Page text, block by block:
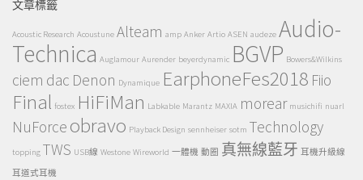
文章標籤
Acoustic Research Acoustune Alteam amp Anker Artio ASEN audeze Audio-
Technica Auglamour Aurender beyerdynamic BGVP Bowers&Wilkins
ciem dac Denon Dynamique EarphoneFes2018 Fiio
Final fostex HiFiMan Labkable Marantz MAXIA morear musichifi nuarl
NuForce obravo Playback Design sennheiser sotm Technology
topping TWS USB線 Westone Wireworld 一體機 動圈 真無線藍牙 耳機升級線
耳道式耳機